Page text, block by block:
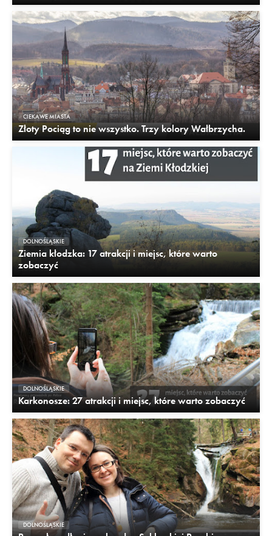
CIEKAWE MIASTA
Złoty Pociąg to nie wszystko. Trzy kolory Wałbrzycha.
DOLNOŚLĄSKIE
Ziemia kłodzka: 17 atrakcji i miejsc, które warto
zobaczyć
DOLNOŚLĄSKIE
Karkonosze: 27 atrakcji i miejsc, które warto zobaczyć
DOLNOŚLĄSKIE